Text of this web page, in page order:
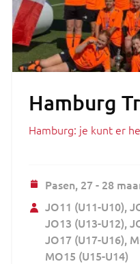
Hamburg
Hamburg: je kunt er
Pasen, 27 - 28
JO11 (U11-U10)
JO13 (U13-U12)
JO17 (U17-U16)
MO15 (U15-U14)